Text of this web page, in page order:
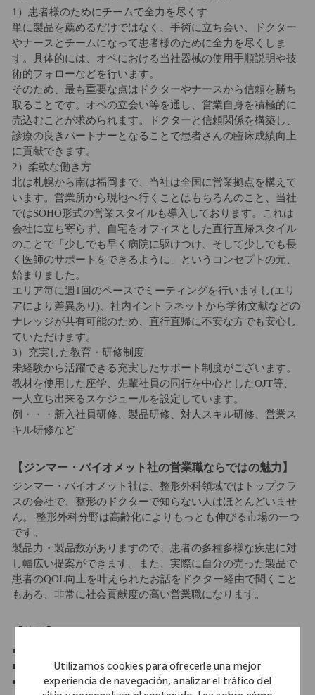
Utilizamos cookies para ofrecerle una mejor
experiencia de navegación, analizar el tráfico del
1）患者様のためにチームで全力を尽くす
単に製品を薦めるだけではなく、手術に立ち会い、ドクター
やナースとチームになって患者様のために全力を尽くしま
す。具体的には、オペにおける当社器械の使用手順説明や技
術的フォローなどを行います。
そのため、最も重要な点はドクターやナースから信頼を勝ち
取ることです。オペの立会い等を通し、営業自身を積極的に
売込むことが求められます。ドクターと信頼関係を構築し、
診療の良きパートナーとなることで患者さんの臨床成績向上
に貢献できます。
2）柔軟な働き方
北は札幌から南は福岡まで、当社は全国に営業拠点を構えて
います。営業所から現地へ行くことはもちろんのこと、当社
ではSOHO形式の営業スタイルも導入しております。これは
会社に立ち寄らず、自宅をオフィスとした直行直帰スタイル
のことで「少しでも早く病院に駆けつけ、そして少しでも長
く医師のサポートをできるように」というコンセプトの元、
始まりました。
エリア毎に週1回のペースでミーティングを行いますし(エリ
アにより差異あり)、社内イントラネットから学術文献などの
ナレッジが共有可能のため、直行直帰に不安な方でも安心し
ていただけます。
3）充実した教育・研修制度
未経験から活躍できる充実したサポート制度がございます。
教材を使用した座学、先輩社員の同行を中心としたOJT等、
一人立ち出来るスケジュールを設定しています。
例・・・新入社員研修、製品研修、対人スキル研修、営業ス
キル研修など
【ジンマー・バイオメット社の営業職ならではの魅力】
ジンマー・バイオメット社は、整形外科領域ではトップクラ
スの会社で、整形のドクターで知らない人はほとんどいませ
ん。 整形外科分野は高齢化によりもっとも伸びる市場の一つ
です。
製品力・製品数がありますので、患者の多種多様な疾患に対
し幅広い提案ができます。また、実際に自分の売った製品で
患者のQOL向上を叶えられたお話をドクター経由で聞くこと
もある、非常に社会貢献度の高い営業職になります。
■年間休日 120日以上 休日・休暇
■週休2日制
■祝日休み